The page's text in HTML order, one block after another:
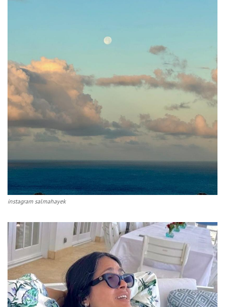
instagram salmahayek